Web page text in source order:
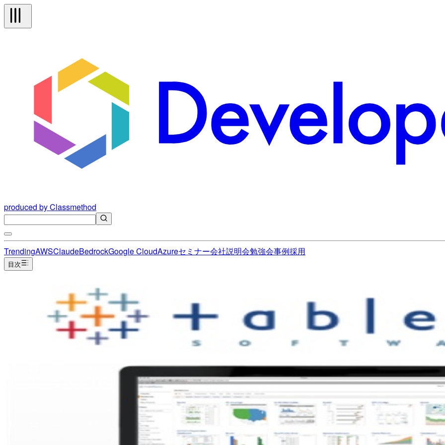
produced by Classmethod
TrendingAWSClaudeBedrockGoogle CloudAzureセミナー会社説明会勉強会事例採用
目次